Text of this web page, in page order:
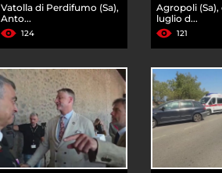
Vatolla di Perdifumo (Sa),
Anto...
124
Agropoli (Sa),
luglio d...
121